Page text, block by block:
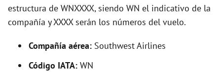
i
d
estructura de WNXXXX, siendo WN el indicativo de la
compañía y XXXX serán los números del vuelo.
Compañía aérea: Southwest Airlines
Código IATA: WN